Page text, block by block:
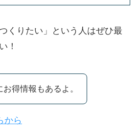
くりたい」という人はぜひ最
！
お得情報もあるよ。
から